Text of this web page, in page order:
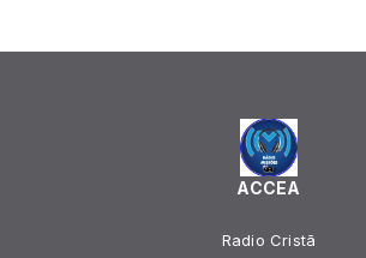
ACCEA
Radio Cristã